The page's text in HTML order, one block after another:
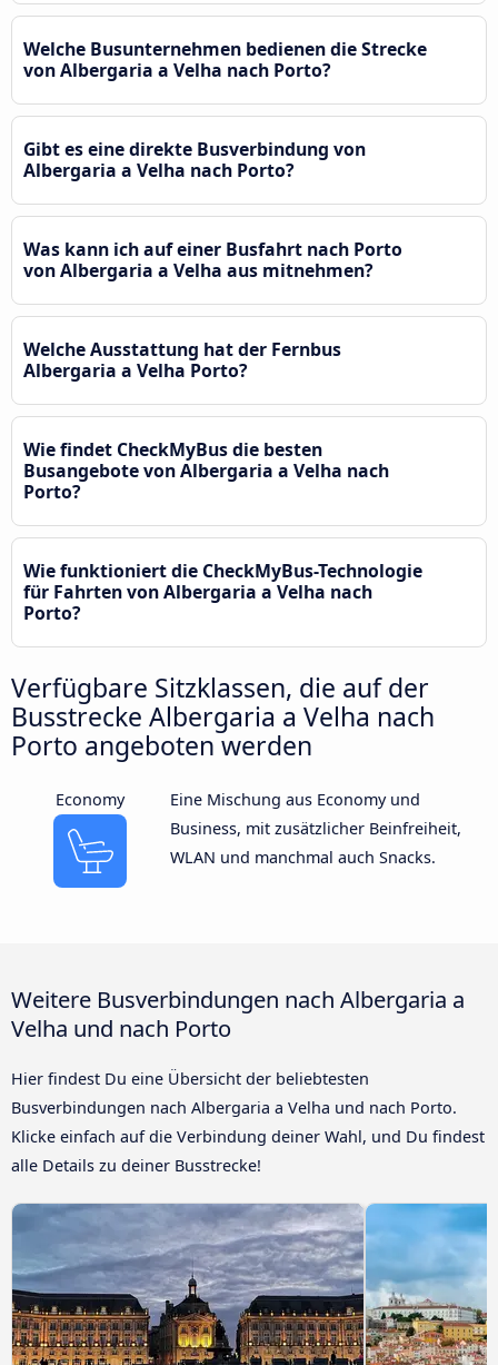
Welche Busunternehmen bedienen die Strecke
von Albergaria a Velha nach Porto?
Gibt es eine direkte Busverbindung von
Albergaria a Velha nach Porto?
Was kann ich auf einer Busfahrt nach Porto
von Albergaria a Velha aus mitnehmen?
Welche Ausstattung hat der Fernbus
Albergaria a Velha Porto?
Wie findet CheckMyBus die besten
Busangebote von Albergaria a Velha nach
Porto?
Wie funktioniert die CheckMyBus-Technologie
für Fahrten von Albergaria a Velha nach
Porto?
Verfügbare Sitzklassen, die auf der
Busstrecke Albergaria a Velha nach
Porto angeboten werden
Economy
Eine Mischung aus Economy und
Business, mit zusätzlicher Beinfreiheit,
WLAN und manchmal auch Snacks.
Weitere Busverbindungen nach Albergaria a
Velha und nach Porto
Hier findest Du eine Übersicht der beliebtesten
Busverbindungen nach Albergaria a Velha und nach Porto.
Klicke einfach auf die Verbindung deiner Wahl, und Du findest
alle Details zu deiner Busstrecke!